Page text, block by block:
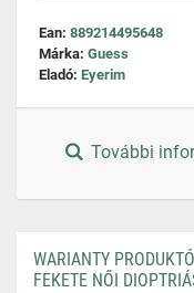
Ean: 889214495648
Márka: Guess
Eladó: Eyerim
További
WARIANTY
FEKETE NŐI